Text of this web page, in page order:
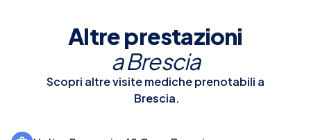
Altre prestazioni
aBrescia
Scopri altre visite mediche prenotabili a
Brescia.